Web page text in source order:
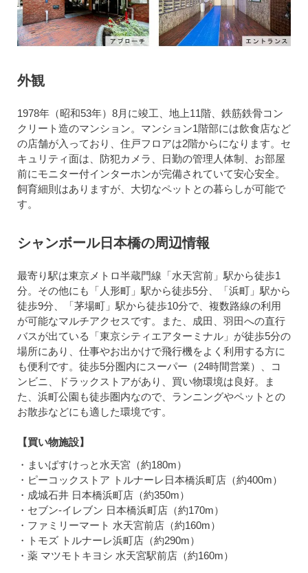
外観
1978年（昭和53年）8月に竣工、地上11階、鉄筋鉄骨コン
クリート造のマンション。マンション1階部には飲食店など
の店舗が入っており、住戸フロアは2階からになります。セ
キュリティ面は、防犯カメラ、日勤の管理人体制、お部屋
前にモニター付インターホンが完備されていて安心安全。
飼育細則はありますが、大切なペットとの暮らしが可能で
す。
シャンボール日本橋の周辺情報
最寄り駅は東京メトロ半蔵門線「水天宮前」駅から徒歩1
分。その他にも「人形町」駅から徒歩5分、「浜町」駅から
徒歩9分、「茅場町」駅から徒歩10分で、複数路線の利用
が可能なマルチアクセスです。また、成田、羽田への直行
バスが出ている「東京シティエアターミナル」が徒歩5分の
場所にあり、仕事やお出かけで飛行機をよく利用する方に
も便利です。徒歩5分圏内にスーパー（24時間営業）、コ
ンビニ、ドラックストアがあり、買い物環境は良好。ま
た、浜町公園も徒歩圏内なので、ランニングやペットとの
お散歩などにも適した環境です。
【買い物施設】
・まいばすけっと水天宮（約180m）
・ピーコックストア トルナーレ日本橋浜町店（約400m）
・成城石井 日本橋浜町店（約350m）
・セブン-イレブン 日本橋浜町店（約170m）
・ファミリーマート 水天宮前店（約160m）
・トモズ トルナーレ浜町店（約290m）
・薬 マツモトキヨシ 水天宮駅前店（約160m）